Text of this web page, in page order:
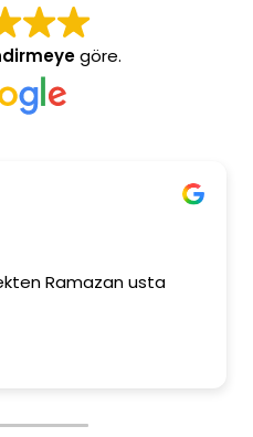
göre.
Ramazan usta